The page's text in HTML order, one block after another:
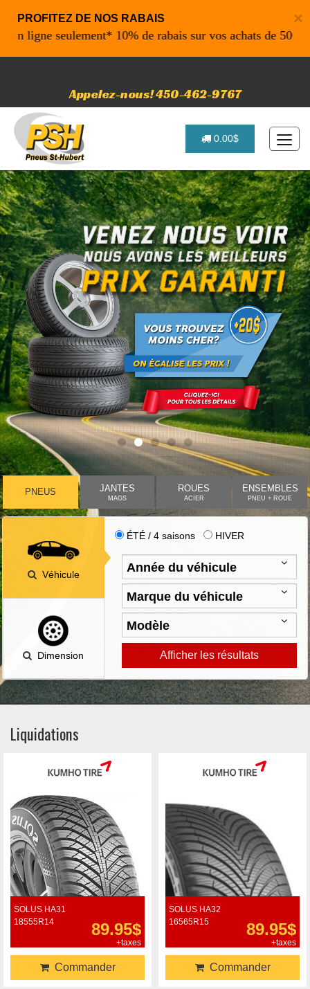
×
PROFITEZ DE NOS RABAIS
seulement* 10% de rabais sur vos achats de 500$ et
Appelez-nous! 450-462-9767
0.00$
PNEUS JANTES
MAGS
ROUES
ACIER
ENSEMBLES
PNEU + ROUE
Véhicule
Dimension
ÉTÉ / 4 saisons HIVER
Afficher les résultats
Liquidations
SOLUS HA31
18555R14
89.95$
+taxes
Commander
SOLUS HA32
16565R15
89.95$
+taxes
Commander